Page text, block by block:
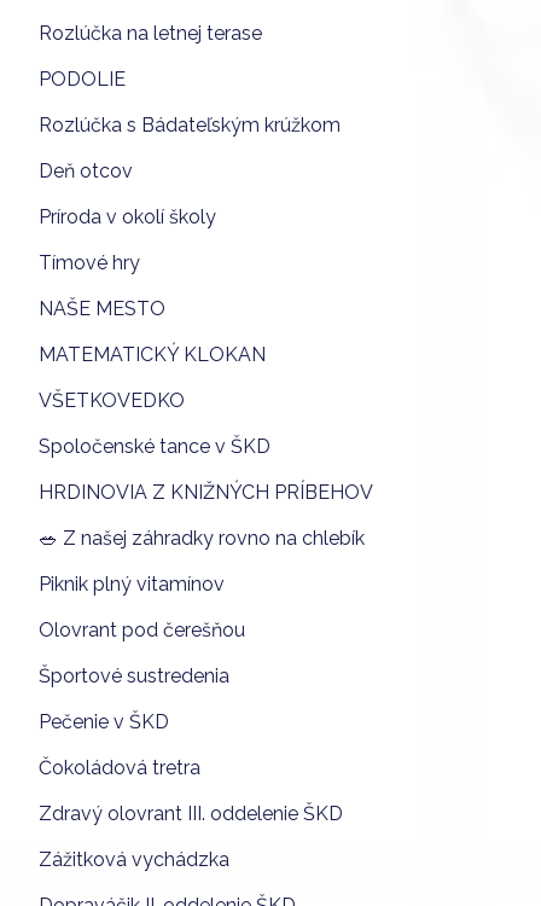
Rozlúčka na letnej terase
PODOLIE
Rozlúčka s Bádateľským krúžkom
Deň otcov
Príroda v okolí školy
Tímové hry
NAŠE MESTO
MATEMATICKÝ KLOKAN
VŠETKOVEDKO
Spoločenské tance v ŠKD
HRDINOVIA Z KNIŽNÝCH PRÍBEHOV
🥗 Z našej záhradky rovno na chlebík
Piknik plný vitamínov
Olovrant pod čerešňou
Športové sustredenia
Pečenie v ŠKD
Čokoládová tretra
Zdravý olovrant III. oddelenie ŠKD
Zážitková vychádzka